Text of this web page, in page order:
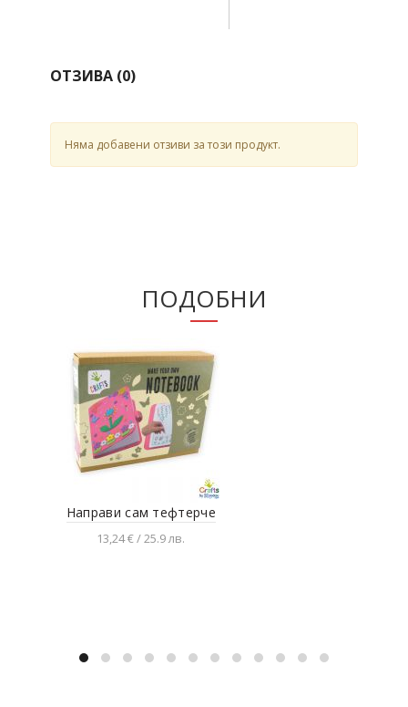
ОТЗИВА (0)
Няма добавени отзиви за този продукт.
ПОДОБНИ
Направи сам тефтерче
13,24 € / 25.9 лв.